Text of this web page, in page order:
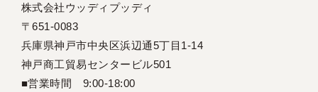
株式会社ウッディプッディ
〒651-0083
兵庫県神戸市中央区浜辺通5丁目1-14
神戸商工貿易センタービル501
■営業時間 9:00-18:00